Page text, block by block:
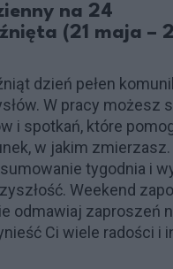
na 24
(21 maja –
dzień pełen
W pracy możesz
i spotkań, które
w jakim zmierzasz.
tygodnia i
Weekend
odmawiaj zaproszeń
Ci wiele radości i